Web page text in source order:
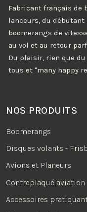
Fabricant français de
lanceurs, du débutant
boomerangs de
au vol et au retour
Du plaisir, rien que
tous et "many happy
NOS PRODUITS
Boomerangs
Disques volants -
Avions et Planeurs
Contreplaqué aviation
Accessoires